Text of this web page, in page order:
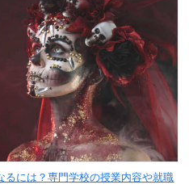
るには？専門学校の授業内容や就職